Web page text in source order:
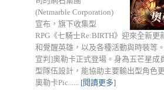
(Netmarble Corporation)
宣布，旗下收集型
RPG《七騎士Re:BIRTH》迎來全新
和覺醒英雄，以及各種活動與時裝等
宣判]奧勒卡正式登場。身為五芒星成
型隊伍設計，能協助主要輸出型角色
奧勒卡Pic...... [閱讀更多]